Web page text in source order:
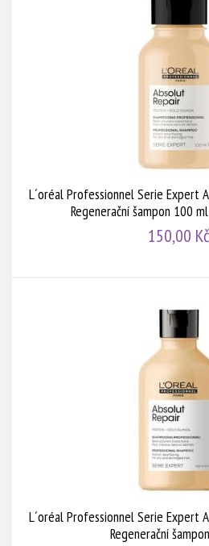
L´oréal Professionnel Serie Expert
Regenerační šampon 100
150,00 Kč
L´oréal Professionnel Serie Expert
Regenerační